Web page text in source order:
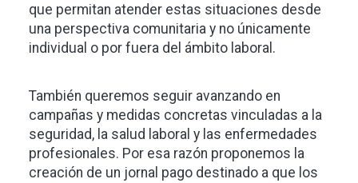
que permitan atender estas situaciones desde
una perspectiva comunitaria y no únicamente
individual o por fuera del ámbito laboral.
También queremos seguir avanzando en
campañas y medidas concretas vinculadas a la
seguridad, la salud laboral y las enfermedades
profesionales. Por esa razón proponemos la
creación de un jornal pago destinado a que los